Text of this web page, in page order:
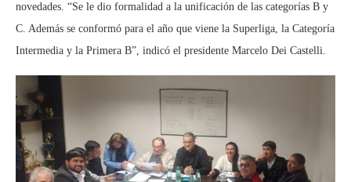
novedades. “Se le dio formalidad a la unificación de las categorías B y
C. Además se conformó para el año que viene la Superliga, la Categoría
Intermedia y la Primera B”, indicó el presidente Marcelo Dei Castelli.